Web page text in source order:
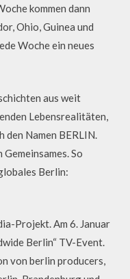
kommen dann
Ohio, Guinea und
Woche ein neues
aus weit
Lebensrealitäten,
den Namen BERLIN.
So
Berlin:
Projekt. Am 6. Januar
Berlin“ TV-Event.
von berlin producers,